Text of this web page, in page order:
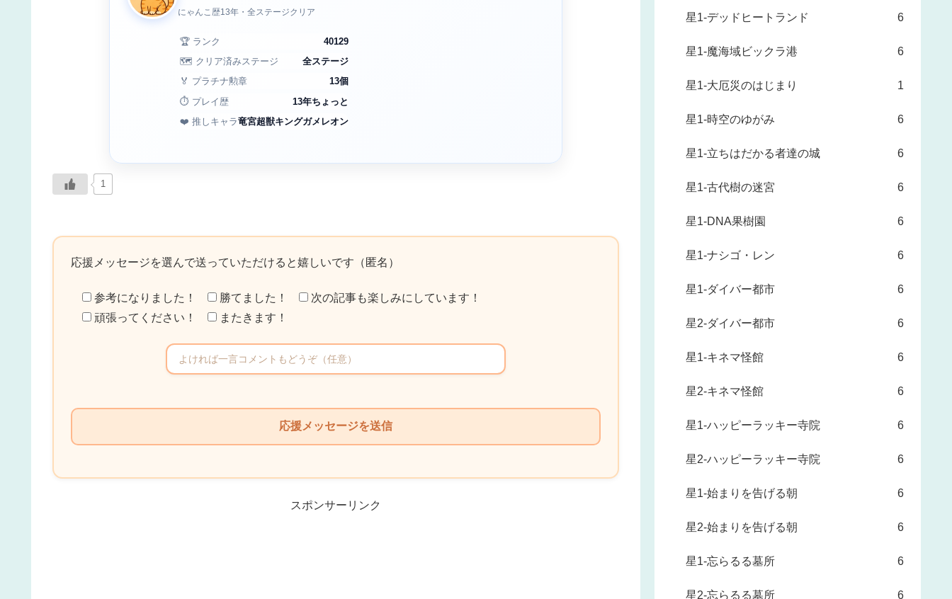
にゃんこ歴13年・全ステージクリア
🏆 ランク
40129
🗺️ クリア済みステージ
全ステージ
🏅 プラチナ勲章
13個
⏱️ プレイ歴
13年ちょっと
❤️ 推しキャラ竜宮超獣キングガメレオン
1
応援メッセージを選んで送っていただけると嬉しいです（匿名）
参考になりました！ 勝てました！
次の記事も楽しみにしています！
頑張ってください！
またきます！
フ
ー
スポンサーリンク
星1-デッドヒートランド 6
星1-魔海域ビックラ港 6
星1-大厄災のはじまり 1
星1-時空のゆがみ 6
星1-立ちはだかる者達の城 6
星1-古代樹の迷宮 6
星1-DNA果樹園 6
星1-ナシゴ・レン 6
星1-ダイバー都市 6
星2-ダイバー都市 6
星1-キネマ怪館 6
星2-キネマ怪館 6
星1-ハッピーラッキー寺院 6
星2-ハッピーラッキー寺院 6
星1-始まりを告げる朝 6
星2-始まりを告げる朝 6
星1-忘らるる墓所 6
星2-忘らるる墓所 6